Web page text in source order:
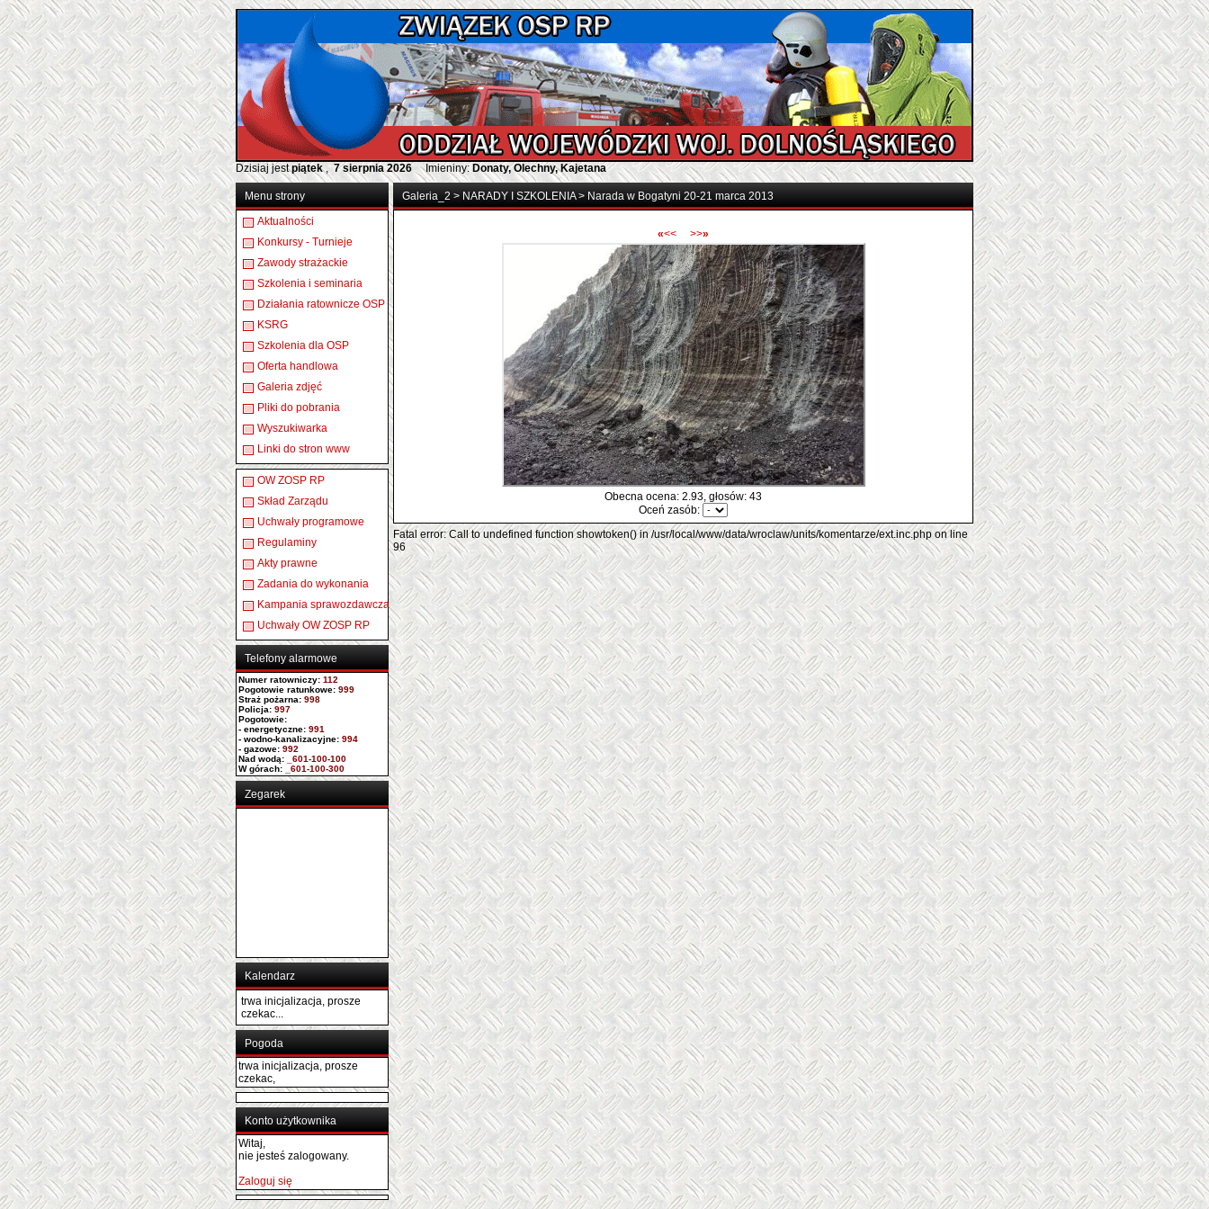
Dzisiaj jestpiątek, 7 sierpnia 2026 Imieniny: Donaty, Olechny, Kajetana
Menu strony
Aktualności
Konkursy - Turnieje
Zawody strażackie
Szkolenia i seminaria
Działania ratownicze OSP
KSRG
Szkolenia dla OSP
Oferta handlowa
Galeria zdjęć
Pliki do pobrania
Wyszukiwarka
Linki do stron www
OW ZOSP RP
Skład Zarządu
Uchwały programowe
Regulaminy
Akty prawne
Zadania do wykonania
Kampania sprawozdawcza
Uchwały OW ZOSP RP
Telefony alarmowe
Numer ratowniczy: 112
Pogotowie ratunkowe: 999
Straż pożarna: 998
Policja: 997
Pogotowie:
- energetyczne: 991
- wodno-kanalizacyjne: 994
- gazowe: 992
Nad wodą: _601-100-100
W górach: _601-100-300
Zegarek
Kalendarz
trwa inicjalizacja, prosze
czekac...
Pogoda
trwa inicjalizacja, prosze
czekac,
Konto użytkownika
Witaj,
nie jesteś zalogowany.
Zaloguj się
Galeria_2 > NARADY I SZKOLENIA> Narada w Bogatyni 20-21 marca 2013
«<< >>»
Obecna ocena: 2.93, głosów: 43
Oceń zasób:
Fatal error: Call to undefined function showtoken() in /usr/local/www/data/wroclaw/units/komentarze/ext.inc.php on line
96